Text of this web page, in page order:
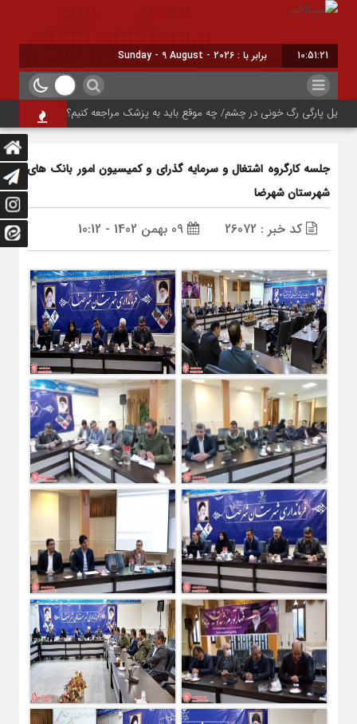
10:51:22 برابر با : Sunday - 9 August - 2026
پارگی رگ خونی در چشم/ چه موقع باید به پزشک مراجعه کنیم؟ چرا ورزش
جلسه کارگروه اشتغال و سرمایه گذرای و کمیسیون امور بانک های
شهرستان شهرضا
کد خبر : 26072